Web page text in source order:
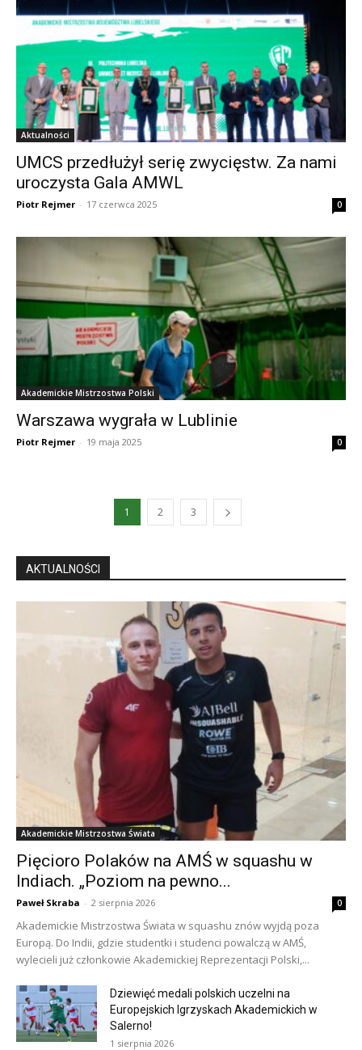
Aktualności
UMCS przedłużył serię zwycięstw. Za nami
uroczysta Gala AMWL
Piotr Rejmer - 17 czerwca 2025 0
Akademickie Mistrzostwa Polski
Warszawa wygrała w Lublinie
Piotr Rejmer - 19 maja 2025 0
1 2 3
AKTUALNOŚCI
Akademickie Mistrzostwa Świata
Pięcioro Polaków na AMŚ w squashu w
Indiach. „Poziom na pewno...
Paweł Skraba - 2 sierpnia 2026 0
Akademickie Mistrzostwa Świata w squashu znów wyjdą poza
Europą. Do Indii, gdzie studentki i studenci powalczą w AMŚ,
wylecieli już członkowie Akademickiej Reprezentacji Polski,...
Dziewięć medali polskich uczelni na
Europejskich Igrzyskach Akademickich w
Salerno!
1 sierpnia 2026